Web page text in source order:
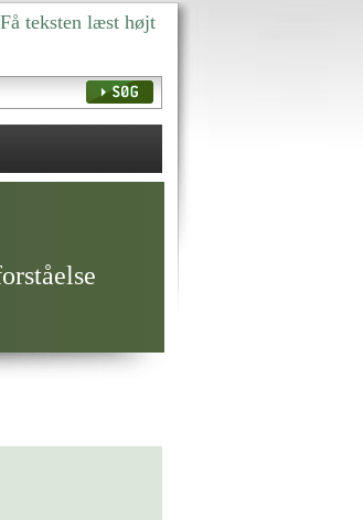
Få teksten læst højt